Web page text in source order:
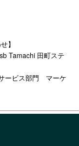
】
Tamachi 田町ステ
ービス部門 マーケ